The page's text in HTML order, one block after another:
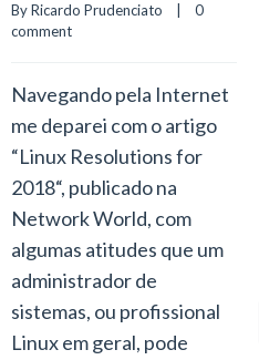
By Ricardo Prudenciato
0
comment
Navegando pela Internet
me deparei com o artigo
“Linux Resolutions for
2018“, publicado na
Network World, com
algumas atitudes que um
administrador de
sistemas, ou profissional
Linux em geral, pode